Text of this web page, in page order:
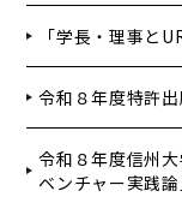
「学長・理事と
令和８年度特許
令和８年度信州
ベンチャー実践